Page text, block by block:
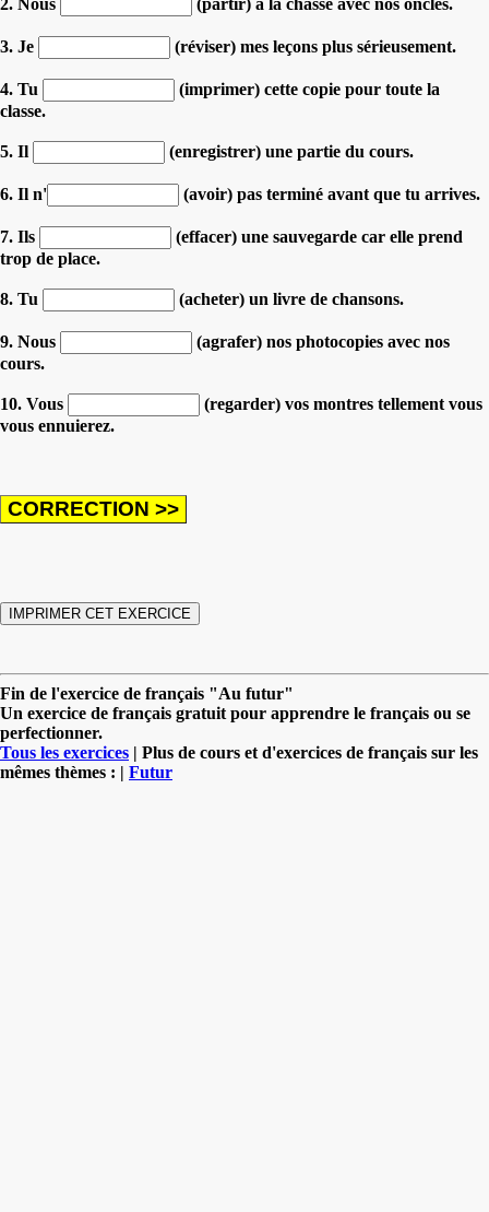
3. Je (réviser) mes leçons plus sérieusement.
4. Tu
(imprimer) cette copie pour toute la
classe.
5. Il (enregistrer) une partie du cours.
6. Il n' (avoir) pas terminé avant que tu arrives.
7. Ils
(effacer) une sauvegarde car elle prend
trop de place.
8. Tu (acheter) un livre de chansons.
9. Nous
(agrafer) nos photocopies avec nos
cours.
10. Vous
(regarder) vos montres tellement vous
vous ennuierez.
Fin de l'exercice de français "Au futur"
Un exercice de français gratuit pour apprendre le français ou se
perfectionner.
Tous les exercices | Plus de cours et d'exercices de français sur les
mêmes thèmes : | Futur